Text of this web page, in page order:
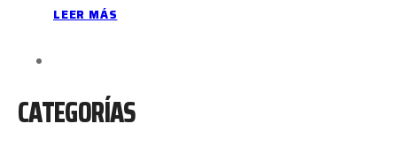
LEER MÁS
CATEGORÍAS